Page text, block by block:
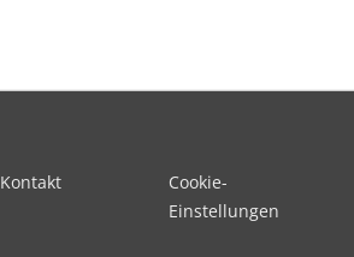
Kontakt
Cookie-
Einstellungen